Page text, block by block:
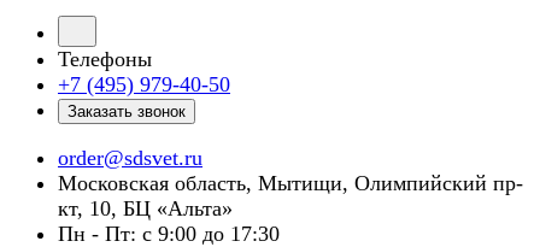
Телефоны
+7 (495) 979-40-50
Заказать звонок
order@sdsvet.ru
Московская область, Мытищи, Олимпийский пр-
кт, 10, БЦ «Альта»
Пн - Пт: с 9:00 до 17:30